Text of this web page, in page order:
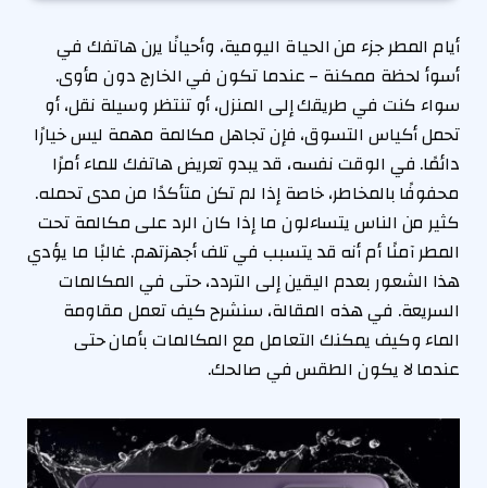
أيام المطر جزء من الحياة اليومية، وأحيانًا يرن هاتفك في
أسوأ لحظة ممكنة – عندما تكون في الخارج دون مأوى.
سواء كنت في طريقك إلى المنزل، أو تنتظر وسيلة نقل، أو
تحمل أكياس التسوق، فإن تجاهل مكالمة مهمة ليس خيارًا
دائمًا. في الوقت نفسه، قد يبدو تعريض هاتفك للماء أمرًا
محفوفًا بالمخاطر، خاصة إذا لم تكن متأكدًا من مدى تحمله.
كثير من الناس يتساءلون ما إذا كان الرد على مكالمة تحت
المطر آمنًا أم أنه قد يتسبب في تلف أجهزتهم. غالبًا ما يؤدي
هذا الشعور بعدم اليقين إلى التردد، حتى في المكالمات
السريعة. في هذه المقالة، سنشرح كيف تعمل مقاومة
الماء وكيف يمكنك التعامل مع المكالمات بأمان حتى
عندما لا يكون الطقس في صالحك.